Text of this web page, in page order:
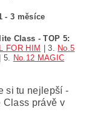
- 3 měsíce
Class - TOP 5:
FOR HIM | 3. No.5
| 5. No.12 MAGIC
si tu nejlepší -
Class právě v